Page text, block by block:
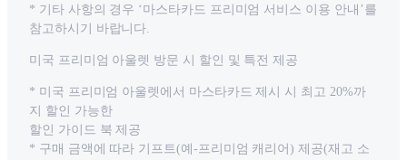
* 기타 사항의 경우 ‘마스타카드 프리미엄 서비스 이용 안내’를
참고하시기 바랍니다.
미국 프리미엄 아울렛 방문 시 할인 및 특전 제공
* 미국 프리미엄 아울렛에서 마스타카드 제시 시 최고 20%까
지 할인 가능한
할인 가이드 북 제공
* 구매 금액에 따라 기프트(예-프리미엄 캐리어) 제공(재고 소